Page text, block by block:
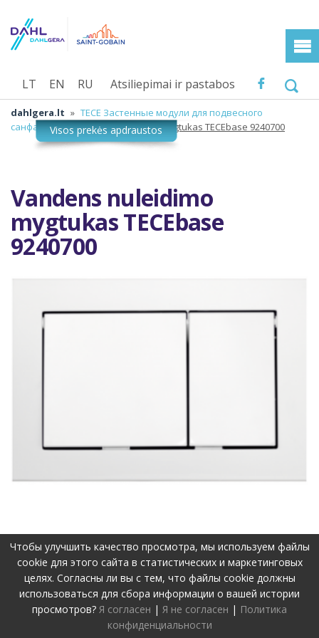
Atsiliepimai ir pastabos
LT EN RU
dahlgera.lt » TECE Застенные модули для подвесного
санфаянса » Vandens nuleidimo mygtukas TECEbase 9240700
Vandens nuleidimo
mygtukas TECEbase
9240700
©2019-2026 Visos teisės apsaugotos.Privatumo politika
Svetainę sukūrė:
Чтобы улучшить качество просмотра, мы используем файлы
cookie для этого сайта в статистических и маркетинговых
целях. Согласны ли вы с тем, что файлы cookie должны
использоваться для сбора информации о вашей истории
просмотров? Я согласен | Я не согласен | Политика
конфиденциальности